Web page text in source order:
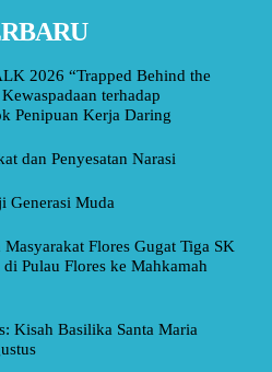
2026 “Trapped Behind the
terhadap
Penipuan Kerja Daring
dan Penyesatan Narasi
Generasi Muda
Flores Gugat Tiga SK
Pulau Flores ke Mahkamah
Kisah Basilika Santa Maria